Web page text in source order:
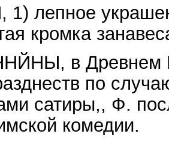
лепное
кромка
в Древнем
по
сатиры,, Ф.
комедии.